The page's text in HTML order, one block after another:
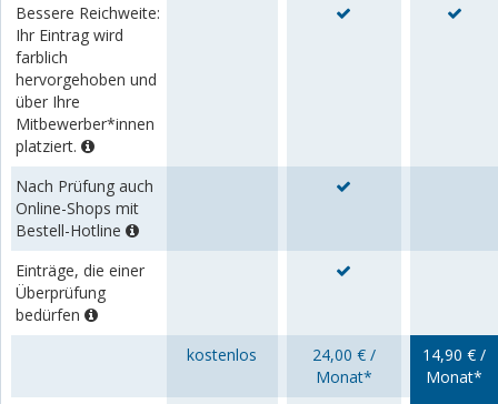
Bessere Reichweite:
Ihr Eintrag wird
farblich
hervorgehoben und
über Ihre
Mitbewerber*innen
platziert.
Nach Prüfung auch
Online-Shops mit
Bestell-Hotline
Einträge, die einer
Überprüfung
bedürfen
kostenlos
24,00 € /
Monat*
14,90 € /
Monat*